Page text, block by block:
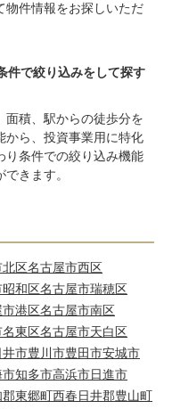
物件情報をお探しいただ
件で絞り込みをして探す
面積、駅からの徒歩分を
から、投資事業用に特化
り条件での絞り込み機能
きます。
北区名古屋市西区
和区名古屋市瑞穂区
港区名古屋市南区
東区名古屋市天白区
井市豊川市豊田市安城市
市知多市高浜市日進市
郡東郷町西春日井郡豊山町